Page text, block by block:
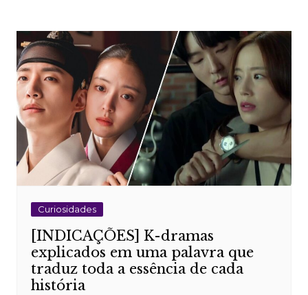
Curiosidades
[INDICAÇÕES] K-dramas
explicados em uma palavra que
traduz toda a essência de cada
história